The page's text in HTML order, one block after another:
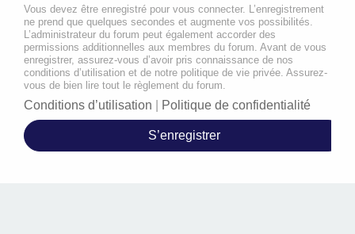
Vous devez être enregistré pour vous connecter. L’enregistrement
ne prend que quelques secondes et augmente vos possibilités.
L’administrateur du forum peut également accorder des
permissions additionnelles aux membres du forum. Avant de vous
enregistrer, assurez-vous d’avoir pris connaissance de nos
conditions d’utilisation et de notre politique de vie privée. Assurez-
vous de bien lire tout le règlement du forum.
Conditions d’utilisation Politique de confidentialité
S’enregistrer